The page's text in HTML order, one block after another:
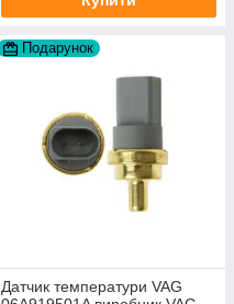
Подарунок
Датчик температури VAG